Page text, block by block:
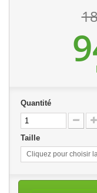
Quantité
Taille
Cliquez pour choisir